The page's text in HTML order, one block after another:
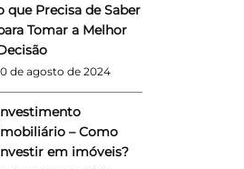
que Precisa de Saber
Tomar a Melhor
de agosto de 2024
– Como
em imóveis?